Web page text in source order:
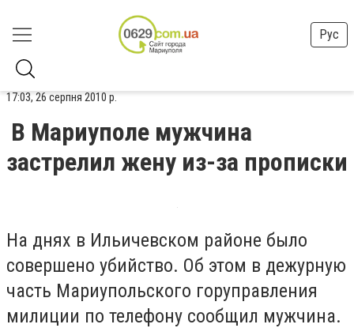
Рус
17:03, 26 серпня 2010 р.
В Мариуполе мужчина
застрелил жену из-за прописки
На днях в Ильичевском районе было
совершено убийство. Об этом в дежурную
часть Мариупольского горуправления
милиции по телефону сообщил мужчина.